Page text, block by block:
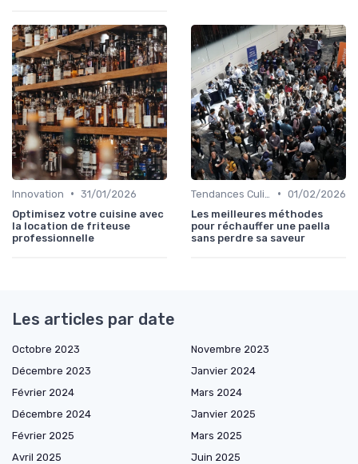
Innovation • 31/01/2026
Optimisez votre cuisine avec
la location de friteuse
professionnelle
• 01/02/2026
Les meilleures méthodes
pour réchauffer une paella
sans perdre sa saveur
Les articles par date
Octobre 2023
Novembre 2023
Décembre 2023
Janvier 2024
Février 2024
Mars 2024
Décembre 2024
Janvier 2025
Février 2025
Mars 2025
Avril 2025
Juin 2025